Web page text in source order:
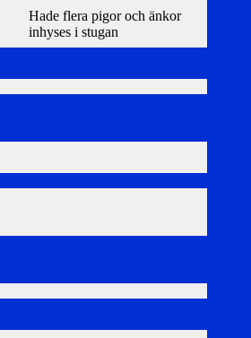
Hade flera pigor och änkor
inhyses i stugan